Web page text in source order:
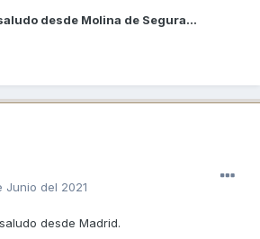
desde Molina de Segura...
Junio del 2021
desde Madrid.